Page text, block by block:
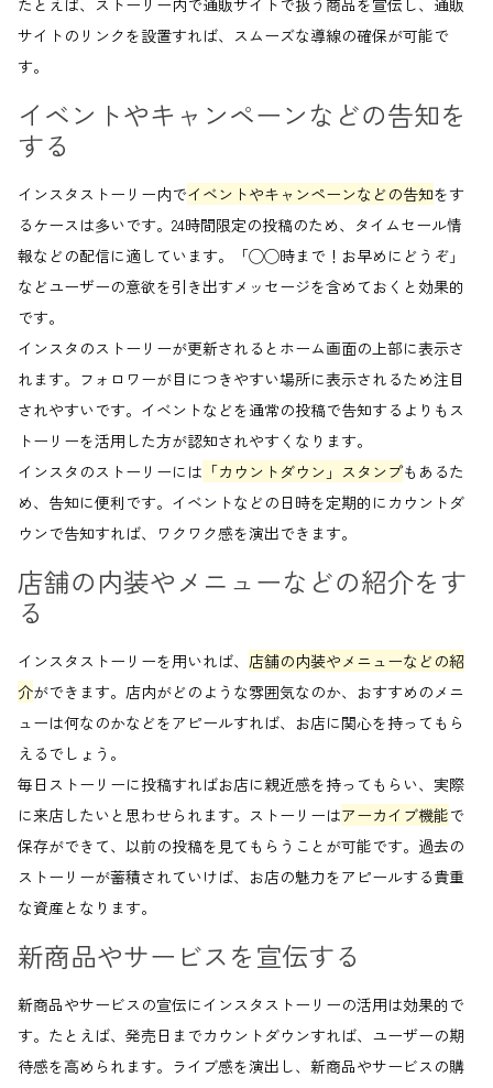
たとえば、ストーリー内で通販サイトで扱う商品を宣伝し、通販
サイトのリンクを設置すれば、スムーズな導線の確保が可能で
す。
イベントやキャンペーンなどの告知を
する
インスタストーリー内でイベントやキャンペーンなどの告知をす
るケースは多いです。24時間限定の投稿のため、タイムセール情
報などの配信に適しています。「◯◯時まで！お早めにどうぞ」
などユーザーの意欲を引き出すメッセージを含めておくと効果的
です。
インスタのストーリーが更新されるとホーム画面の上部に表示さ
れます。フォロワーが目につきやすい場所に表示されるため注目
されやすいです。イベントなどを通常の投稿で告知するよりもス
トーリーを活用した方が認知されやすくなります。
インスタのストーリーには 「カウントダウン」スタンプもあるた
め、告知に便利です。イベントなどの日時を定期的にカウントダ
ウンで告知すれば、ワクワク感を演出できます。
店舗の内装やメニューなどの紹介をす
る
インスタストーリーを用いれば、 店舗の内装やメニューなどの紹
介ができます。店内がどのような雰囲気なのか、おすすめのメニ
ューは何なのかなどをアピールすれば、お店に関心を持ってもら
えるでしょう。
毎日ストーリーに投稿すればお店に親近感を持ってもらい、実際
に来店したいと思わせられます。ストーリーはアーカイブ機能で
保存ができて、以前の投稿を見てもらうことが可能です。過去の
ストーリーが蓄積されていけば、お店の魅力をアピールする貴重
な資産となります。
新商品やサービスを宣伝する
新商品やサービスの宣伝にインスタストーリーの活用は効果的で
す。たとえば、発売日までカウントダウンすれば、ユーザーの期
待感を高められます。ライブ感を演出し、新商品やサービスの購